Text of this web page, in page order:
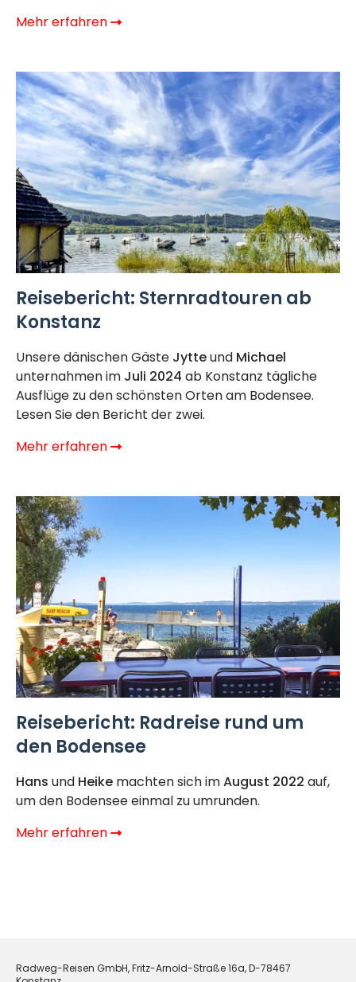
Mehr erfahren
Reisebericht: Sternradtouren ab
Konstanz
Unsere dänischen Gäste Jytteund Michael
unternahmen im Juli 2024 ab Konstanz tägliche
Ausflüge zu den schönsten Orten am Bodensee.
Lesen Sie den Bericht der zwei.
Mehr erfahren
Reisebericht: Radreise rund um
den Bodensee
Hans und Heike machten sich imAugust 2022 auf,
um den Bodensee einmal zu umrunden.
Mehr erfahren
Radweg-Reisen GmbH, Fritz-Arnold-Straße 16a, D-78467